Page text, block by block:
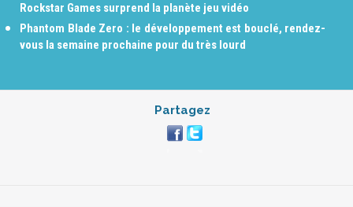
Rockstar Games surprend la planète jeu vidéo
Phantom Blade Zero : le développement est bouclé, rendez-
vous la semaine prochaine pour du très lourd
Partagez